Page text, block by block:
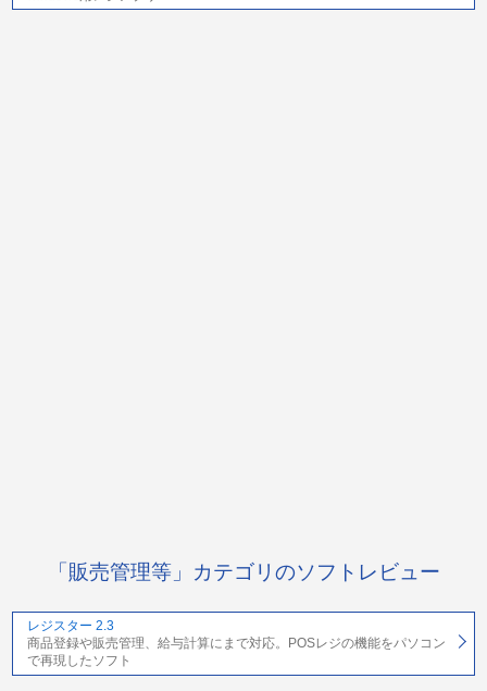
「販売管理等」カテゴリのソフトレビュー
レジスター 2.3
商品登録や販売管理、給与計算にまで対応。POSレジの機能をパソコン
で再現したソフト